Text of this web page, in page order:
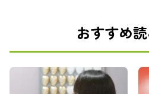
おすすめ